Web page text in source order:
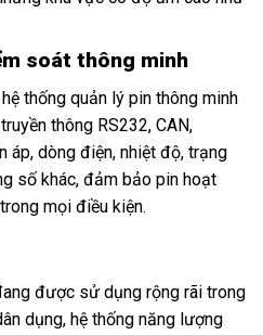
soát thông minh
thống quản lý pin thông minh
thông RS232, CAN,
áp, dòng điện, nhiệt độ, trạng
số khác, đảm bảo pin hoạt
mọi điều kiện.
được sử dụng rộng rãi trong
dụng, hệ thống năng lượng